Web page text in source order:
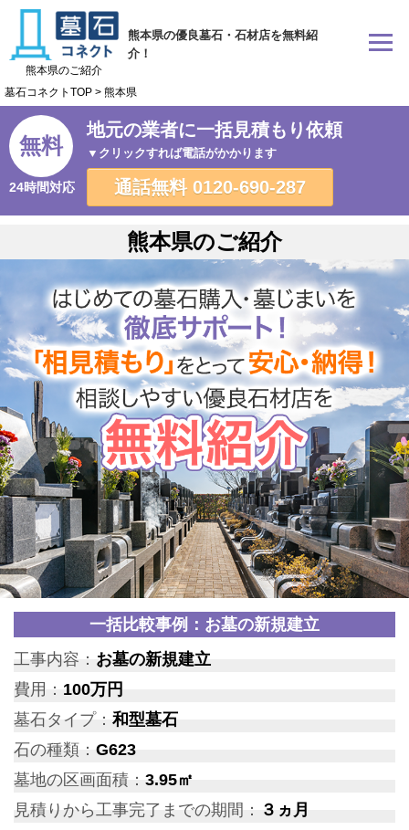
熊本県の優良墓石・石材店を無料紹
介！
熊本県のご紹介
墓石コネクトTOP > 熊本県
無料
24時間対応
地元の業者に一括見積もり依頼
▼クリックすれば電話がかかります
通話無料 0120-690-287
熊本県のご紹介
一括比較事例：お墓の新規建立
工事内容： お墓の新規建立
費用： 100万円
墓石タイプ：和型墓石
石の種類： G623
墓地の区画面積： 3.95㎡
見積りから工事完了までの期間： ３ヵ月